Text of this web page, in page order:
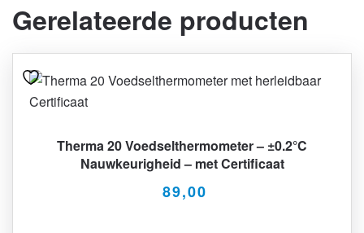
Gerelateerde producten
Therma 20 Voedselthermometer – ±0.2°C
Nauwkeurigheid – met Certificaat
89,00